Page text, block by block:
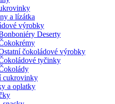
a lízátka
výrobky
Deserty
čokoládové výrobky
tyčinky
cukrovinky
a oplatky